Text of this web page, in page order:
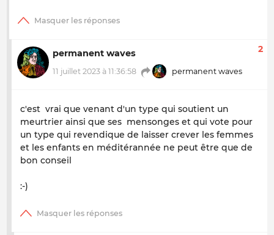
permanent waves
11 juillet 2023 à 11:36:58 permanent waves
2
c'est vrai que venant d'un type qui soutient un
meurtrier ainsi que ses mensonges et qui vote pour
un type qui revendique de laisser crever les femmes
et les enfants en méditérannée ne peut être que de
bon conseil
:-)